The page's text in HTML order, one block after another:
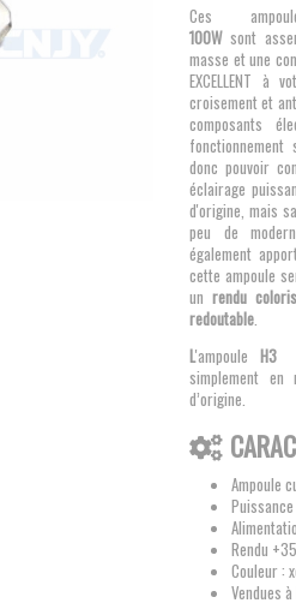
Ces
100W sont
masse et une
EXCELLENT
croisement et
composants
donc pouvoir
éclairage
d'origine, mais
peu de
également
cette ampoule
un rendu
redoutable.
L'ampoule H3
simplement en
d’origine.
Ampoule
Rendu
Couleur :
Vendues